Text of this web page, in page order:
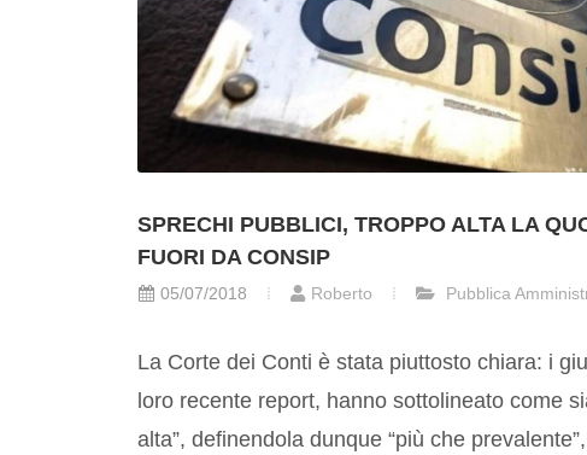
SPRECHI PUBBLICI, TROPPO ALTA LA
FUORI DA CONSIP
05/07/2018 Roberto Pubblica
La Corte dei Conti è stata piuttosto chiara: i
loro recente report, hanno sottolineato come
alta”, definendola dunque “più che